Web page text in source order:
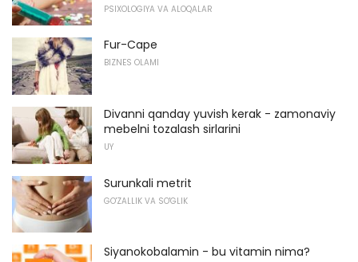
PSIXOLOGIYA VA ALOQALAR
Fur-Cape
BIZNES OLAMI
Divanni qanday yuvish kerak - zamonaviy
mebelni tozalash sirlarini
UY
Surunkali metrit
GO'ZALLIK VA SO'GLIK
Siyanokobalamin - bu vitamin nima?